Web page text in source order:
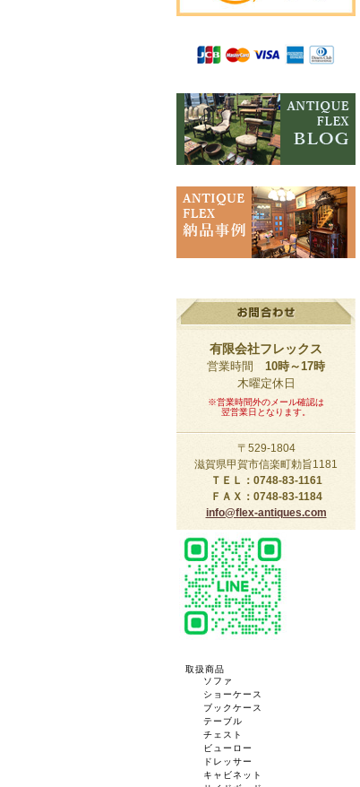
有限会社フレックス
営業時間 10時～17時
木曜定休日
※営業時間外のメール確認は
翌営業日となります。
〒529-1804
滋賀県甲賀市信楽町勅旨1181
ＴＥＬ：0748-83-1161
ＦＡＸ：0748-83-1184
info@flex-antiques.com
取扱商品
ソファ
ショーケース
ブックケース
テーブル
チェスト
ビューロー
ドレッサー
キャビネット